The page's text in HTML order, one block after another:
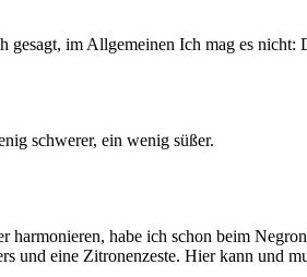
gesagt, im Allgemeinen Ich mag es nicht:
schwerer, ein wenig süßer.
harmonieren, habe ich schon beim
und eine Zitronenzeste. Hier kann und